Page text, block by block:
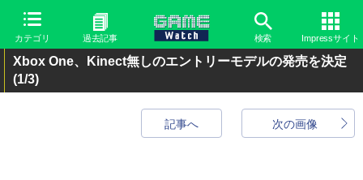
カテゴリ 過去記事 検索 Impressサイト
Xbox One、Kinect無しのエントリーモデルの発売を決定
(1/3)
次の画像
記事へ